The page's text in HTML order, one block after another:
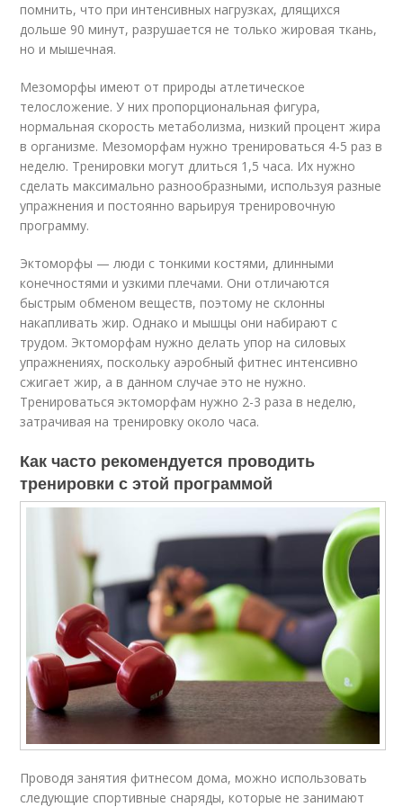
помнить, что при интенсивных нагрузках, длящихся
дольше 90 минут, разрушается не только жировая ткань,
но и мышечная.
Мезоморфы имеют от природы атлетическое
телосложение. У них пропорциональная фигура,
нормальная скорость метаболизма, низкий процент жира
в организме. Мезоморфам нужно тренироваться 4-5 раз в
неделю. Тренировки могут длиться 1,5 часа. Их нужно
сделать максимально разнообразными, используя разные
упражнения и постоянно варьируя тренировочную
программу.
Эктоморфы — люди с тонкими костями, длинными
конечностями и узкими плечами. Они отличаются
быстрым обменом веществ, поэтому не склонны
накапливать жир. Однако и мышцы они набирают с
трудом. Эктоморфам нужно делать упор на силовых
упражнениях, поскольку аэробный фитнес интенсивно
сжигает жир, а в данном случае это не нужно.
Тренироваться эктоморфам нужно 2-3 раза в неделю,
затрачивая на тренировку около часа.
Как часто рекомендуется проводить
тренировки с этой программой
Проводя занятия фитнесом дома, можно использовать
следующие спортивные снаряды, которые не занимают